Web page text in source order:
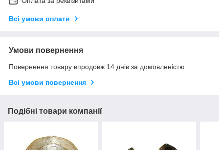
Всі умови оплати
Умови повернення
Повернення товару впродовж 14 днів за домовленістю
Всі умови повернення
Подібні товари компанії